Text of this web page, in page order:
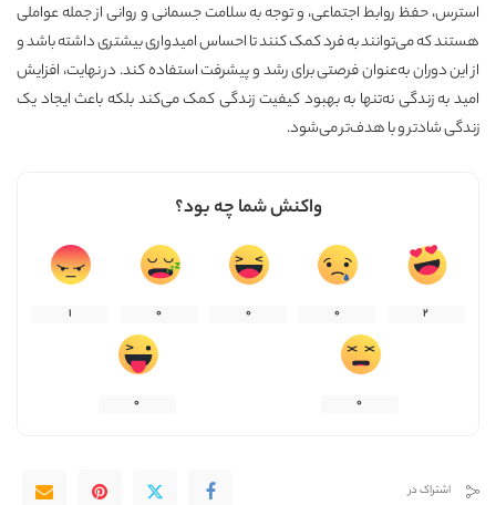
استرس، حفظ روابط اجتماعی، و توجه به سلامت جسمانی و روانی از جمله عواملی
هستند که می‌توانند به فرد کمک کنند تا احساس امیدواری بیشتری داشته باشد و
از این دوران به‌عنوان فرصتی برای رشد و پیشرفت استفاده کند. در نهایت، افزایش
امید به زندگی نه‌تنها به بهبود کیفیت زندگی کمک می‌کند بلکه باعث ایجاد یک
زندگی شادتر و با هدف‌تر می‌شود.
واکنش شما چه بود؟
2
0
0
0
1
0
0
اشتراک در